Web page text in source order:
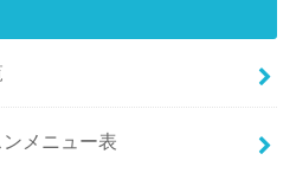
メニュー表